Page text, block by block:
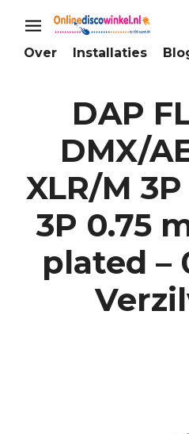
Over Installaties
DAP
DMX/
XLR/M
3P 0.75
plated –